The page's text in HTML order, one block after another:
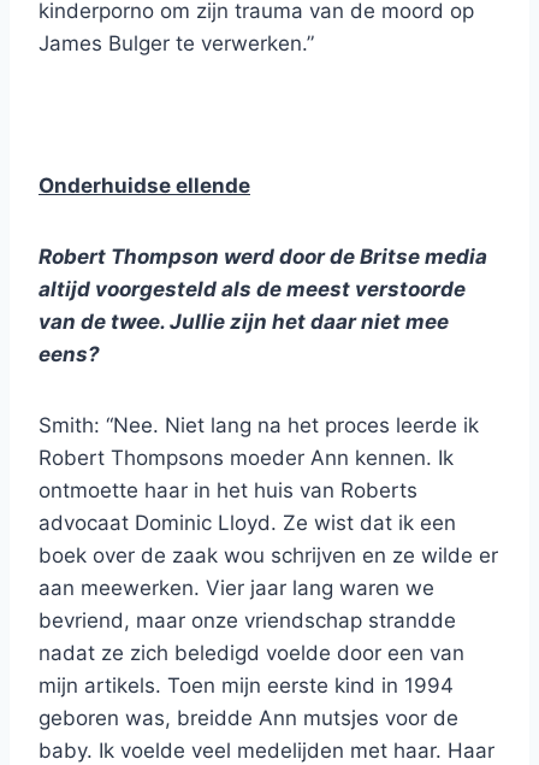
kinderporno om zijn trauma van de moord op
James Bulger te verwerken.”
Onderhuidse ellende
Robert Thompson werd door de Britse media
altijd voorgesteld als de meest verstoorde
van de twee. Jullie zijn het daar niet mee
eens?
Smith: “Nee. Niet lang na het proces leerde ik
Robert Thompsons moeder Ann kennen. Ik
ontmoette haar in het huis van Roberts
advocaat Dominic Lloyd. Ze wist dat ik een
boek over de zaak wou schrijven en ze wilde er
aan meewerken. Vier jaar lang waren we
bevriend, maar onze vriendschap strandde
nadat ze zich beledigd voelde door een van
mijn artikels. Toen mijn eerste kind in 1994
geboren was, breidde Ann mutsjes voor de
baby. Ik voelde veel medelijden met haar. Haar